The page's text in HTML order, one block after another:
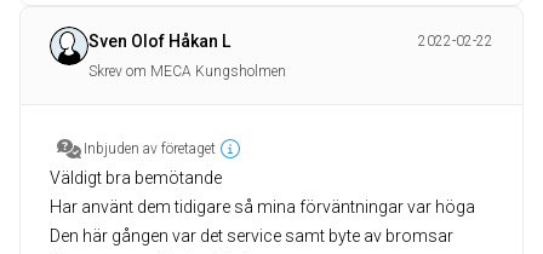
Sven Olof Håkan L
2022-02-22
Skrev om MECA Kungsholmen
Inbjuden av företaget
Väldigt bra bemötande
Har använt dem tidigare så mina förväntningar var höga
Den här gången var det service samt byte av bromsar